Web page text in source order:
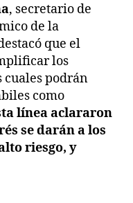
, secretario de
de la
que el
los
cuales podrán
como
línea aclararon
se darán a los
riesgo, y